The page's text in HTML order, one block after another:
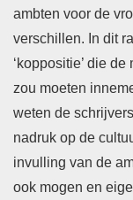
ambten voor de
verschillen. In dit
‘koppositie’ die
zou moeten
weten de
nadruk op de
invulling van de
ook mogen en